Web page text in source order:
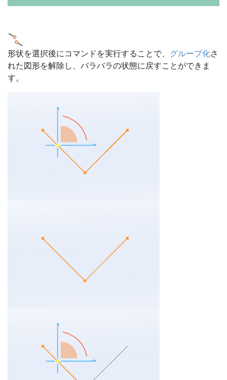
形状を選択後にコマンドを実行することで、 グループ化さ
れた図形を解除し、バラバラの状態に戻すことができま
す。